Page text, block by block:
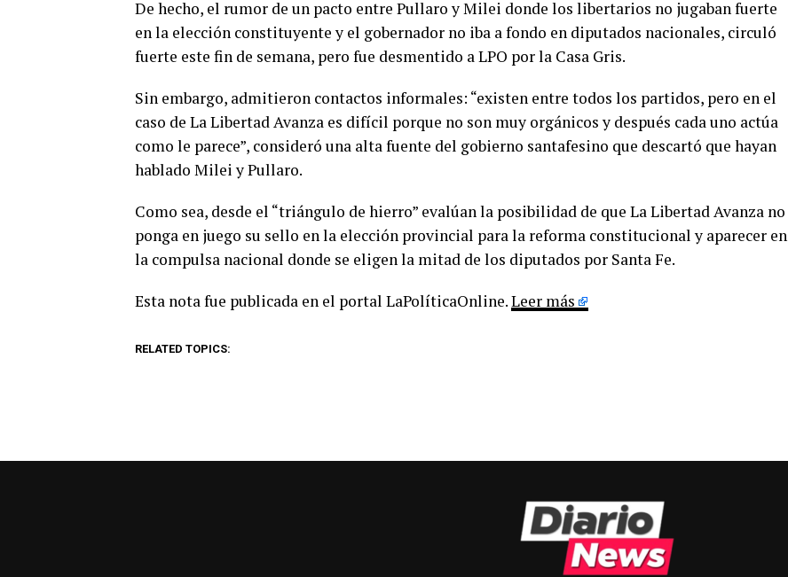
De hecho, el rumor de un pacto entre Pullaro y Milei donde los libertarios no jugaban fuerte
en la elección constituyente y el gobernador no iba a fondo en diputados nacionales, circuló
fuerte este fin de semana, pero fue desmentido a LPO por la Casa Gris.
Sin embargo, admitieron contactos informales: “existen entre todos los partidos, pero en el
caso de La Libertad Avanza es difícil porque no son muy orgánicos y después cada uno actúa
como le parece”, consideró una alta fuente del gobierno santafesino que descartó que hayan
hablado Milei y Pullaro.
Como sea, desde el “triángulo de hierro” evalúan la posibilidad de que La Libertad Avanza no
ponga en juego su sello en la elección provincial para la reforma constitucional y aparecer en
la compulsa nacional donde se eligen la mitad de los diputados por Santa Fe.
Esta nota fue publicada en el portal LaPolíticaOnline.Leer más
RELATED TOPICS: